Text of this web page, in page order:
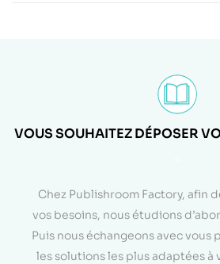
VOUS SOUHAITEZ DÉPOSER
Chez Publishroom Factory, afin
vos besoins, nous étudions
Puis nous échangeons avec vous
les solutions les plus adaptées